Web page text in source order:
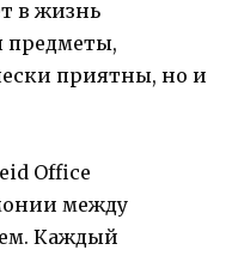
в жизнь
предметы,
приятны, но и
Office
между
Каждый